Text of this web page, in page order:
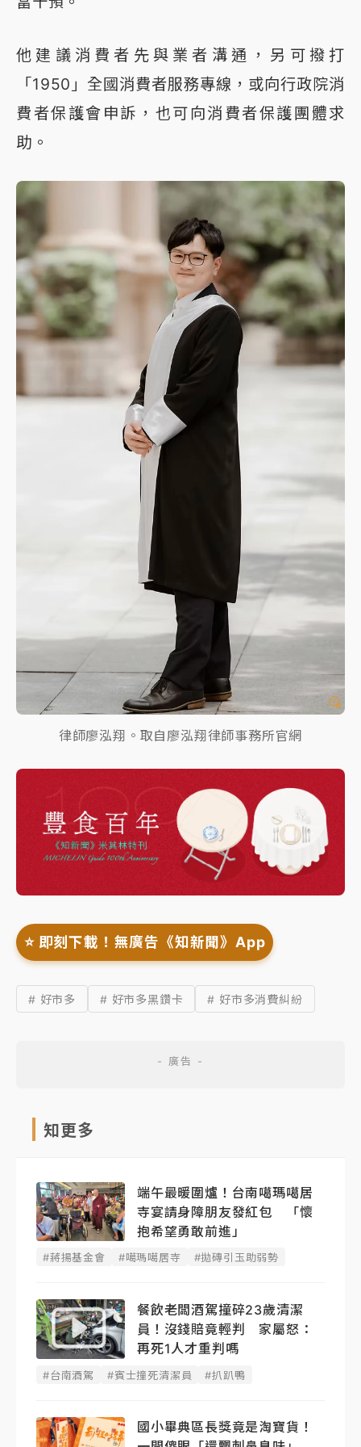
他建議消費者先與業者溝通，另可撥打
「1950」全國消費者服務專線，或向行政院消
費者保護會申訴，也可向消費者保護團體求
助。
律師廖泓翔。取自廖泓翔律師事務所官網
⭐️ 即刻下載！無廣告《知新聞》App
# 好市多 # 好市多黑鑽卡 # 好市多消費糾紛
知更多
端午最暖圍爐！台南噶瑪噶居
寺宴請身障朋友發紅包 「懷
抱希望勇敢前進」
#蔣揚基金會 #噶瑪噶居寺 #拋磚引玉助弱勢
餐飲老闆酒駕撞碎23歲清潔
員！沒錢賠竟輕判 家屬怒：
再死1人才重判嗎
#台南酒駕 #賓士撞死清潔員 #扒趴鴨
國小畢典區長獎竟是淘寶貨！